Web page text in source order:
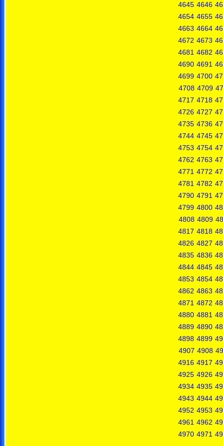
4645 4646
4654 4655
4663 4664
4672 4673
4681 4682
4690 4691
4699 4700
4708 4709
4717 4718
4726 4727
4735 4736
4744 4745
4753 4754
4762 4763
4771 4772
4781 4782
4790 4791
4799 4800
4808 4809
4817 4818
4826 4827
4835 4836
4844 4845
4853 4854
4862 4863
4871 4872
4880 4881
4889 4890
4898 4899
4907 4908
4916 4917
4925 4926
4934 4935
4943 4944
4952 4953
4961 4962
4970 4971